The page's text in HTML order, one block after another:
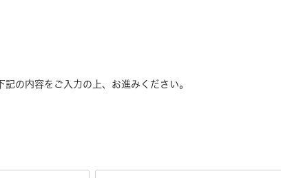
下記の内容をご入力の上、お進みください。